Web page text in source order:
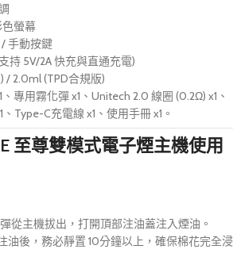
螢幕
手動按鍵
持 5V/2A 快充與直通充電)
/ 2.0ml (TPD合規版)
專用霧化彈 x1、Unitech 2.0 線圈 (0.2Ω) x1、
Type-C充電線 x1、使用手冊 x1。
至尊雙模式電子煙主機使用
從主機拔出，打開頂部注油蓋注入煙油。
油後，務必靜置 10分鐘以上，確保棉花完全浸